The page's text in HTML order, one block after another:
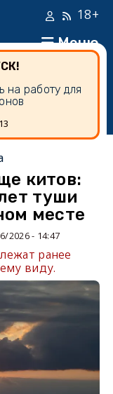
Меню
18+
на работу для
китов:
туши
месте
2026 - 14:47
ранее
виду.